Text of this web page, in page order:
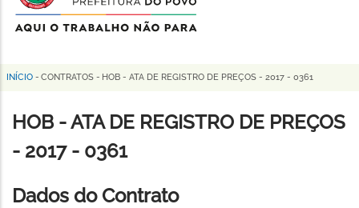
de
Horizonte
Trilha
de
navegação
INÍCIO - CONTRATOS - HOB - ATA DE REGISTRO DE PREÇOS - 2017 - 0361
HOB - ATA DE REGISTRO DE PREÇOS
- 2017 - 0361
Dados do Contrato